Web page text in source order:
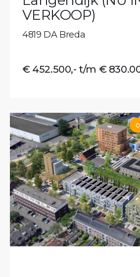
VERKOOP)
4819 DA Breda
€ 452.500,- t/m €